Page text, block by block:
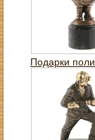
Подарки